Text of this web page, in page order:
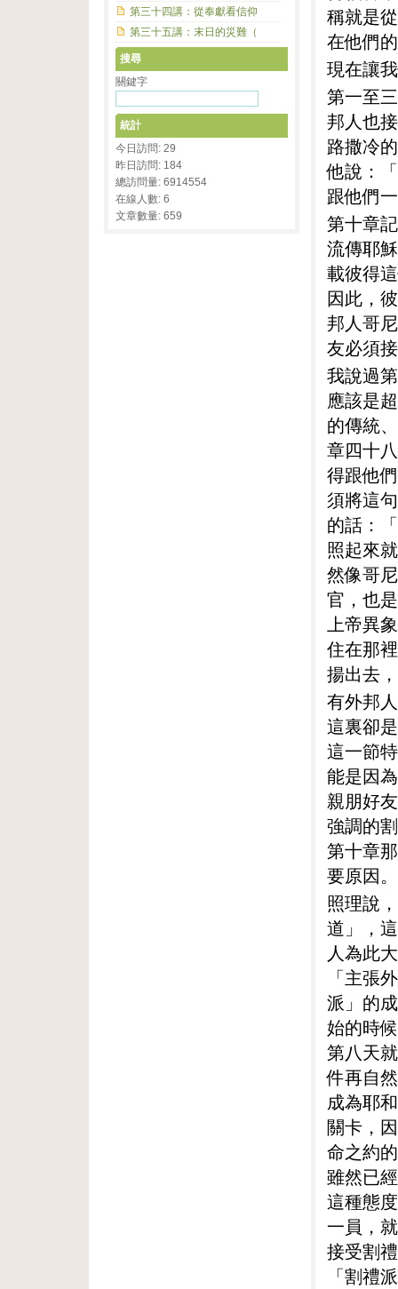
稱就是
在他們
現在讓
第一至
邦人也
路撒冷
他說：
跟他們
第十章
流傳耶
載彼得
因此，
邦人哥
友必須
我說過
應該是
的傳統
章四十
得跟他
須將這
的話：
照起來
然像哥
官，也
上帝異
住在那
揚出去
有外邦
這裏卻
這一節
能是因
親朋好
強調的
第十章
要原因。
照理說
道」，
人為此
「主張
派」的
始的時
第八天
件再自
成為耶
關卡，
命之約
雖然已
這種態
一員，
接受割
「割禮
第三十四講：從奉獻看信仰
第三十五講：末日的災難（
搜尋
關鍵字
統計
今日訪問: 29
昨日訪問: 184
總訪問量: 6914554
在線人數: 6
文章數量: 659